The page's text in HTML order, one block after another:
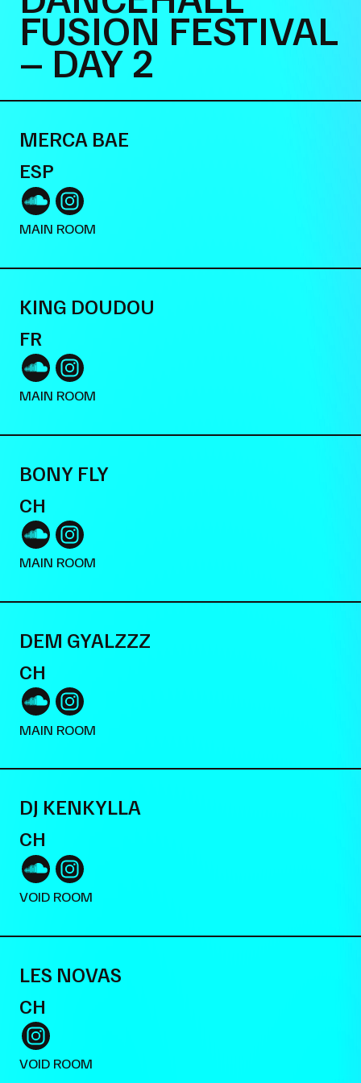
FUSION FESTIVAL
– DAY 2
MERCA BAE
ESP
MAIN ROOM
KING DOUDOU
FR
MAIN ROOM
BONY FLY
CH
MAIN ROOM
DEM GYALZZZ
CH
MAIN ROOM
DJ KENKYLLA
CH
VOID ROOM
LES NOVAS
CH
VOID ROOM